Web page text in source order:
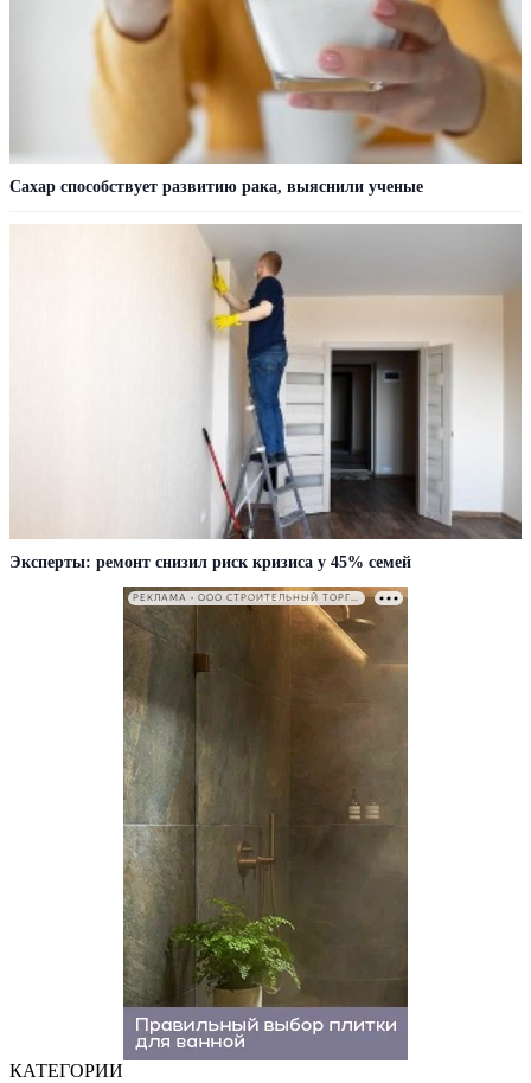
Сахар cпособствует развитию рака, выяснили ученые
Эксперты: ремонт снизил риск кризиса у 45% семей
РЕКЛАМА • ООО СТРОИТЕЛЬНЫЙ ТОРГОВЫЙ ДОМ «ПЕТРОВИЧ». ИНН: 7802348846
КАТЕГОРИИ